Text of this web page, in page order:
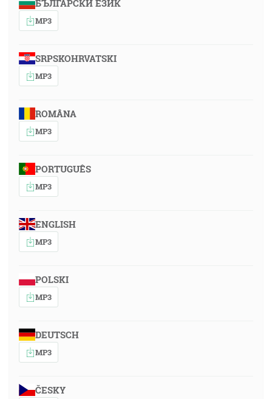
БЪЛГАРСКИ ЕЗИК
MP3
SRPSKOHRVATSKI
MP3
ROMÂNA
MP3
PORTUGUÊS
MP3
ENGLISH
MP3
POLSKI
MP3
DEUTSCH
MP3
ČESKY